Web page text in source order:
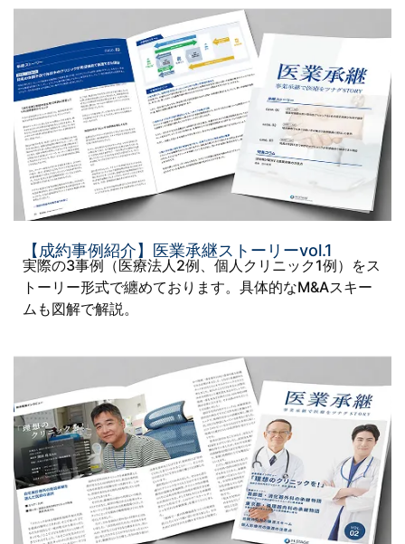
【成約事例紹介】医業承継ストーリーvol.1
実際の3事例（医療法人2例、個人クリニック1例）をス
トーリー形式で纏めております。具体的なM&Aスキー
ムも図解で解説。